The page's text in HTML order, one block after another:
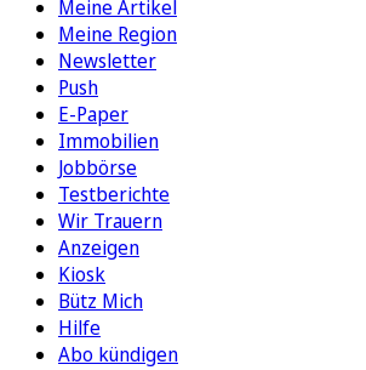
Meine Artikel
Meine Region
Newsletter
Push
E-Paper
Immobilien
Jobbörse
Testberichte
Wir Trauern
Anzeigen
Kiosk
Bütz Mich
Hilfe
Abo kündigen